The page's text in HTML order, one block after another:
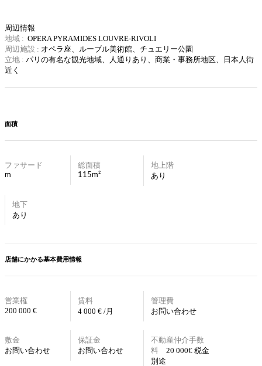
周辺情報
地域 : OPERA PYRAMIDES LOUVRE-RIVOLI
周辺施設 : オペラ座、ルーブル美術館、チュエリー公園
立地 : パリの有名な観光地域、
人通りあり、商業・事務所地区、日本人街
近く
面積
ファサード
m
総面積
115m²
地上階
あり
地下
あり
店舗にかかる基本費用情報
営業権
200 000 €
賃料
4 000 € /月
管理費
お問い合わせ
敷金
お問い合わせ
保証金
お問い合わせ
不動産仲介手数
料 20 000€ 税金
別途